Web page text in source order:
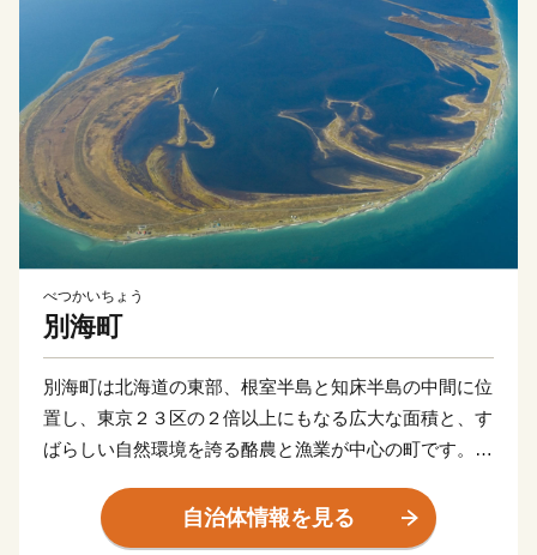
べつかいちょう
別海町
別海町は北海道の東部、根室半島と知床半島の中間に位
置し、東京２３区の２倍以上にもなる広大な面積と、す
ばらしい自然環境を誇る酪農と漁業が中心の町です。
一方、東部には日本最大級の砂嘴（さし）で、ラムサー
ル条約湿地に登録されている「野付半島」や、南部には
自治体情報を見る